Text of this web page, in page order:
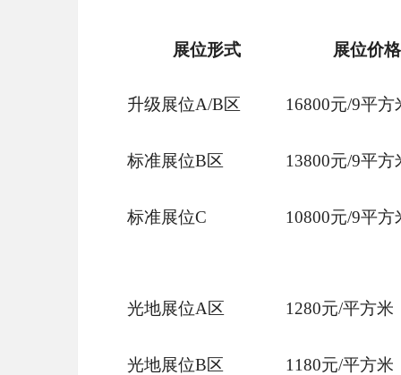
展位形式 展位价格
升级展位A/B区 16800元/9平方
标准展位B区 13800元/9平方
标准展位C 10800元/9平方
光地展位A区 1280元/平方米
光地展位B区 1180元/平方米